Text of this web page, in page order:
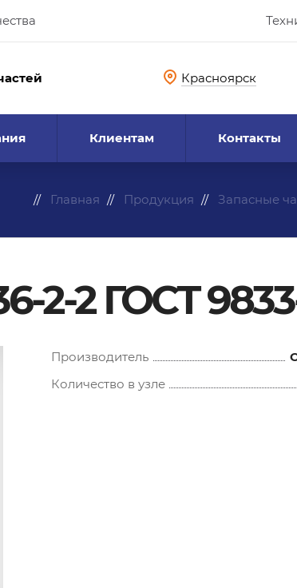
Красноярск
Клиентам Контакты
Главная Продукция Запасные
2-2 ГОСТ
Производитель
Количество в узле